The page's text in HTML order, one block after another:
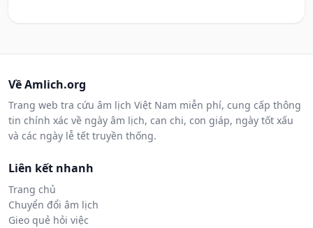
Về Amlich.org
Trang web tra cứu âm lịch Việt Nam miễn phí, cung cấp thông
tin chính xác về ngày âm lịch, can chi, con giáp, ngày tốt xấu
và các ngày lễ tết truyền thống.
Liên kết nhanh
Trang chủ
Chuyển đổi âm lịch
Gieo quẻ hỏi việc